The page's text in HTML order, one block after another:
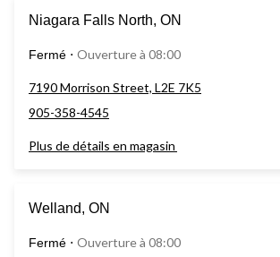
Niagara Falls North, ON
Fermé ⋅ Ouverture à 08:00
7190 Morrison Street, L2E 7K5
905-358-4545
Plus de détails en magasin
Welland, ON
Fermé ⋅ Ouverture à 08:00